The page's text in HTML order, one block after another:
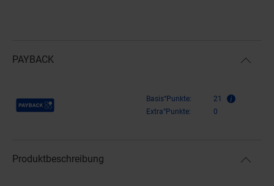
PAYBACK
Payback Punkte Basis°Punkte:
21
Extra°Punkte:
0
Produktbeschreibung